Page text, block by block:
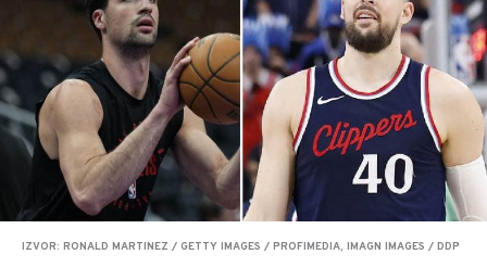
IZVOR: RONALD MARTINEZ / GETTY IMAGES / PROFIMEDIA, IMAGN IMAGES / DDP